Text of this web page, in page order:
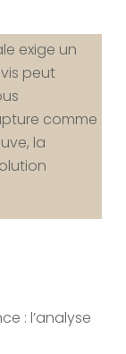
exige un
peut
comme
la
: l’analyse